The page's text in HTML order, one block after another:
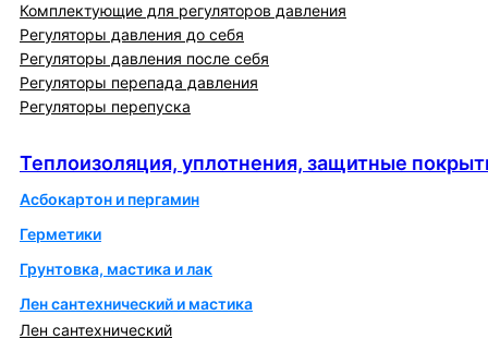
Комплектующие для регуляторов давления
Регуляторы давления до себя
Регуляторы давления после себя
Регуляторы перепада давления
Регуляторы перепуска
Теплоизоляция, уплотнения, защитные
Асбокартон и пергамин
Герметики
Грунтовка, мастика и лак
Лен сантехнический и мастика
Лен сантехнический